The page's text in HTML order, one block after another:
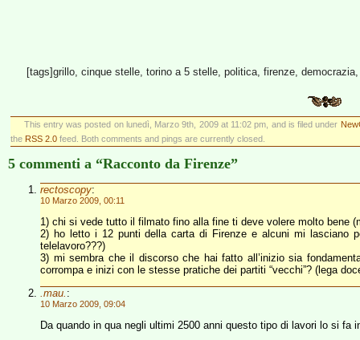
[tags]grillo, cinque stelle, torino a 5 stelle, politica, firenze,
This entry was posted on lunedì, Marzo 9th, 2009 at 11:02 pm, and is filed under
the RSS 2.0 feed. Both comments and pings are currently closed.
5 commenti a “Racconto da Firenze”
rectoscopy:
10 Marzo 2009, 00:11
1) chi si vede tutto il filmato fino alla fine ti deve volere molto bene
2) ho letto i 12 punti della carta di Firenze e alcuni mi lasciano
telelavoro???)
3) mi sembra che il discorso che hai fatto all’inizio sia
corrompa e inizi con le stesse pratiche dei partiti “vecchi”? (lega
.mau. :
10 Marzo 2009, 09:04
Da quando in qua negli ultimi 2500 anni questo tipo di lavori lo si fa